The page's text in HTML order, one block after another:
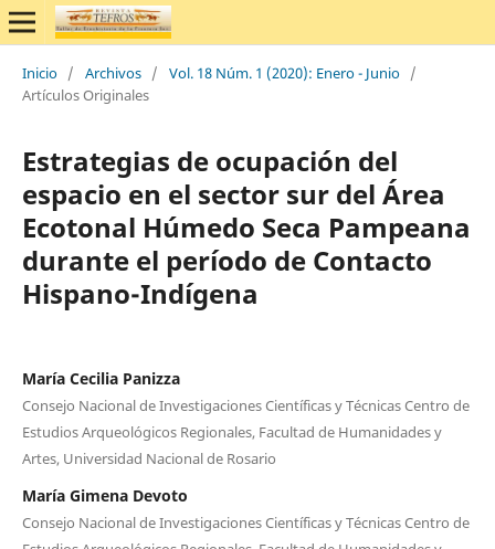
Inicio / Archivos / Vol. 18 Núm. 1 (2020): Enero - Junio /
Artículos Originales
Estrategias de ocupación del
espacio en el sector sur del Área
Ecotonal Húmedo Seca Pampeana
durante el período de Contacto
Hispano-Indígena
María Cecilia Panizza
Consejo Nacional de Investigaciones Científicas y Técnicas Centro de
Estudios Arqueológicos Regionales, Facultad de Humanidades y
Artes, Universidad Nacional de Rosario
María Gimena Devoto
Consejo Nacional de Investigaciones Científicas y Técnicas Centro de